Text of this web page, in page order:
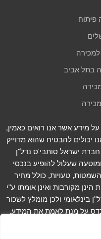
פיתוח
למכירה
בתל אביב
מידע אשר אנו רואים כאמין,
יכולים להבטיח שהוא מדוייק
ישראל סותבי'ס נדל"ן
שעלול להופיע בנכסי
טעויות, כולל מחיר
מקורבות ואינן אומתו ע"י
בינלאומי ולכן מומלץ לשכור
על מנת לאמת את המידע.